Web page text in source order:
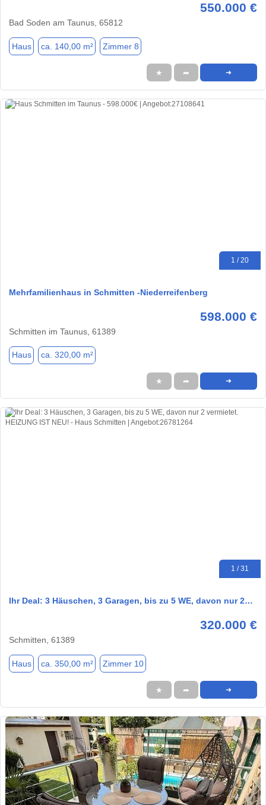
550.000 €
Bad Soden am Taunus, 65812
Haus ca. 140,00 m² Zimmer 8
★ ➦ ➜
1 / 20
Mehrfamilienhaus in Schmitten -Niederreifenberg
598.000 €
Schmitten im Taunus, 61389
Haus ca. 320,00 m²
★ ➦ ➜
1 / 31
Ihr Deal: 3 Häuschen, 3 Garagen, bis zu 5 WE, davon nur 2…
320.000 €
Schmitten, 61389
Haus ca. 350,00 m² Zimmer 10
★ ➦ ➜